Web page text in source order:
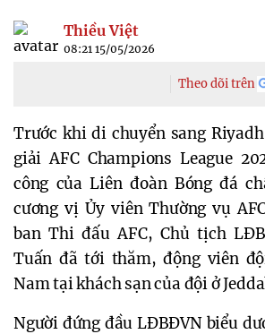
Thiều Việt
08:21 15/05/2026
Theo dõi trên
Trước khi di chuyển sang
giải AFC Champions League
công của Liên đoàn Bóng đá
cương vị Ủy viên Thường vụ
ban Thi đấu AFC, Chủ tịch
Tuấn đã tới thăm, động viên
Nam tại khách sạn của đội ở
Người đứng đầu LĐBĐVN biểu